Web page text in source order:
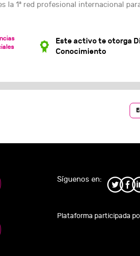
la 1ª red profesional internacional
Este activo te otorga
Conocimiento
Síguenos en:
Plataforma participada